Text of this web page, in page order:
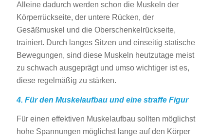
Alleine dadurch werden schon die Muskeln der
Körperrückseite, der untere Rücken, der
Gesäßmuskel und die Oberschenkelrückseite,
trainiert. Durch langes Sitzen und einseitig statische
Bewegungen, sind diese Muskeln heutzutage meist
zu schwach ausgeprägt und umso wichtiger ist es,
diese regelmäßig zu stärken.
4. Für den Muskelaufbau und eine straffe Figur
Für einen effektiven Muskelaufbau sollten möglichst
hohe Spannungen möglichst lange auf den Körper